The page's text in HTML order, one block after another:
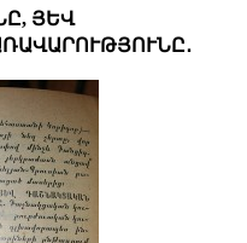
ՅԵՎ